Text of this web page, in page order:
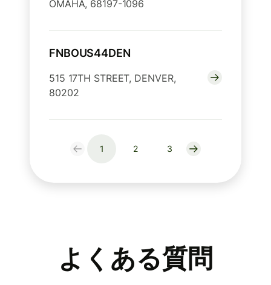
OMAHA, 68197-1096
FNBOUS44DEN
515 17TH STREET, DENVER,
80202
1 2 3
よくある質問